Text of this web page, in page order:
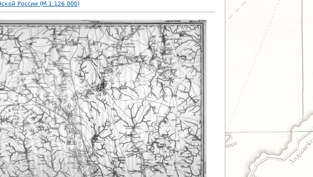
России (М 1:126 000)